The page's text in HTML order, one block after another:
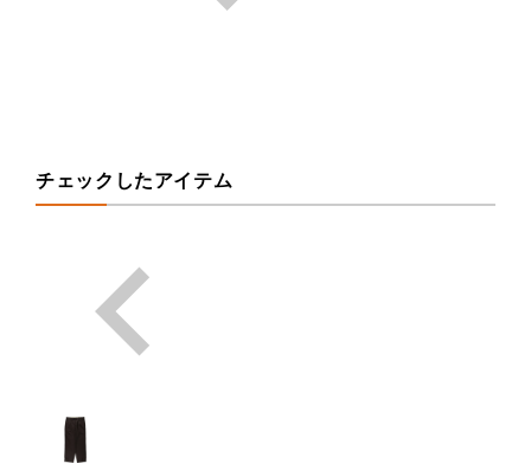
チェックしたアイテム